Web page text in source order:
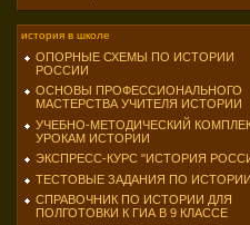
история в школе
ОПОРНЫЕ СХЕМЫ ПО ИСТОРИИ
РОССИИ
ОСНОВЫ ПРОФЕССИОНАЛЬНОГО
МАСТЕРСТВА УЧИТЕЛЯ ИСТОРИИ
УЧЕБНО-МЕТОДИЧЕСКИЙ
УРОКАМ ИСТОРИИ
ЭКСПРЕСС-КУРС "ИСТОРИЯ
ТЕСТОВЫЕ ЗАДАНИЯ ПО ИСТОРИИ
СПРАВОЧНИК ПО ИСТОРИИ ДЛЯ
ПОЛГОТОВКИ К ГИА В 9 КЛАССЕ